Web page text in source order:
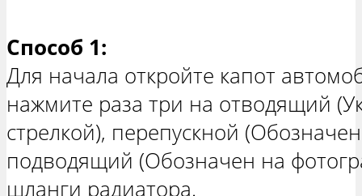
Способ 1:
Для начала откройте капот
нажмите раза три на отводящий
стрелкой), перепускной
подводящий (Обозначен на
шланги радиатора.